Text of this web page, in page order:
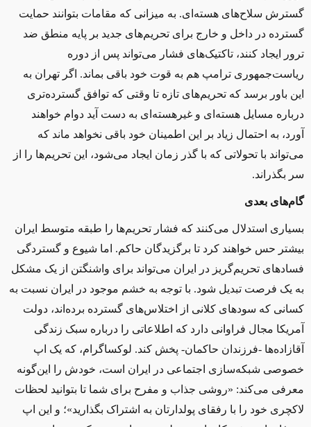
گسترش سلاح‌های هسته‌ای. به ميزانی که مقامات بتوانند حمايت
گسترده در داخل و خارج برای تحريم‌های جديد بر پايه‌ منطق ضد
ترور ايجاد کنند، تاکتيک‌های فشار می‌تواند پس از دوره
ریاست‌جمهوری ترامپ هم به قوت خود باقی بماند. اگر تهران به
اين باور برسد که تحريم‌های تازه تا وقتی که توافق گسترده‌تری
درباره‌ مسايل هسته‌ای و غيرهسته‌ای به دست آید دوام خواهند
آورد، به احتمال زیاد بر این اطمینان خود باقی نخواهد ماند که
می‌تواند با تحولاتی که با گذر زمان ایجاد می‌شود، اين تحریم‌ها را از
سر بگذراند.
گام‌های بعدی
بسیاری استدلال می‌کنند که فشار تحريم‌ها را طبقه‌ متوسط ايران
بيشتر حس خواهند کرد تا برگزیدگان حاکم. اما شيوع و گستردگی
فساد‌های تحریم‌گریز در ایران می‌تواند برای واشنگتن از یک مشکل
به یک فرصت تبديل شود. با توجه به خشم موجود در ایران نسبت به
کسانی که سودهای کلانی از اختلاس‌های گسترده برده‌اند، دولت
آمريکا مجال فراوانی دارد که اطلاعاتی را درباره سبک زندگی
آقازاده‌ها -فرزندان حاکمان- پخش کند. لوکساگرام، که يک اپ
خصوصی شبکه‌سازی اجتماعی در ایران است، خودش را این‌گونه
معرفی می‌کند: «روشی‌ جذاب و مفرح برای شما تا بتوانید لحظات
لاکچری خود را با رفقای پولدارتان به اشتراک بگذارید»؛ و این اپ